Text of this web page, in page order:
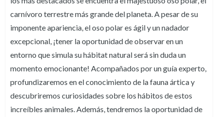
carnívoro terrestre más grande del planeta. A pesar de su
imponente apariencia, el oso polar es ágil y un nadador
excepcional, ¡tener la oportunidad de observar en un
entorno que simula su hábitat natural será sin duda un
momento emocionante! Acompañados por un guía experto,
profundizaremos en el conocimiento de la fauna ártica y
descubriremos curiosidades sobre los hábitos de estos
increíbles animales. Además, tendremos la oportunidad de